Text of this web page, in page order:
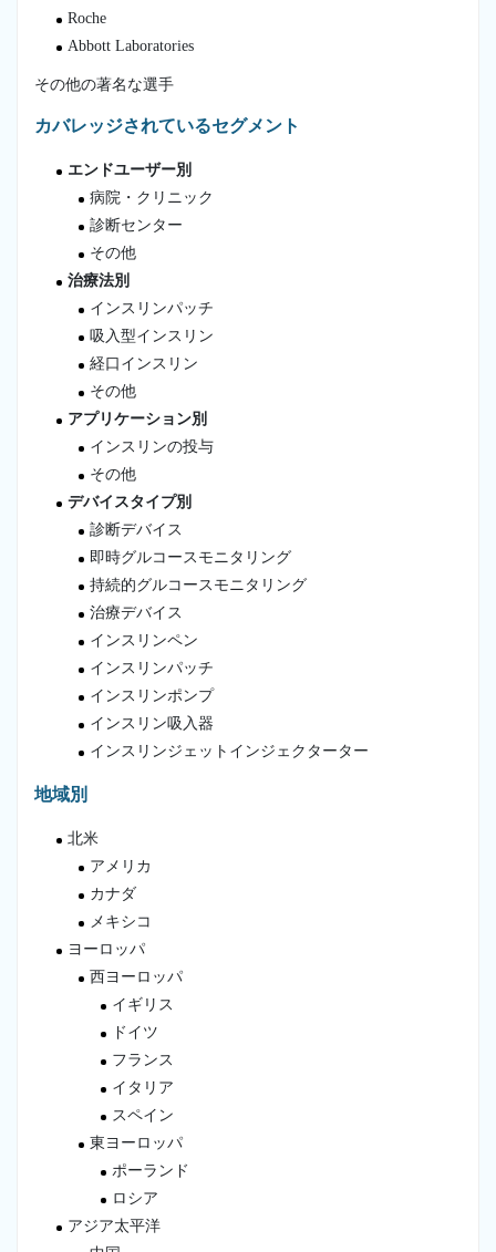
Roche
Abbott Laboratories
その他の著名な選手
カバレッジされているセグメント
エンドユーザー別
病院・クリニック
診断センター
その他
治療法別
インスリンパッチ
吸入型インスリン
経口インスリン
その他
アプリケーション別
インスリンの投与
その他
デバイスタイプ別
診断デバイス
即時グルコースモニタリング
持続的グルコースモニタリング
治療デバイス
インスリンペン
インスリンパッチ
インスリンポンプ
インスリン吸入器
インスリンジェットインジェクターター
地域別
北米
アメリカ
カナダ
メキシコ
ヨーロッパ
西ヨーロッパ
イギリス
ドイツ
フランス
イタリア
スペイン
東ヨーロッパ
ポーランド
ロシア
アジア太平洋